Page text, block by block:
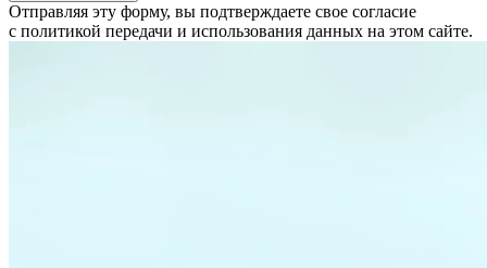
Отправляя эту форму, вы подтверждаете свое согласие
с политикой передачи и использования данных на этом сайте.